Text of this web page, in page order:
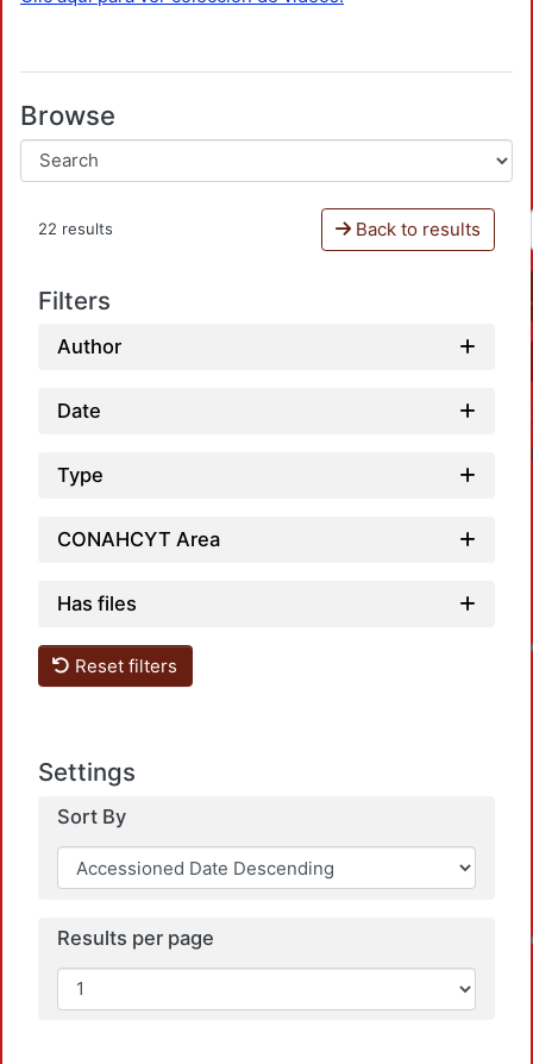
Browse
22 results Back to results
Filters
Author
Date
Type
CONAHCYT Area
Has files
Reset filters
Settings
Sort By
Results per page